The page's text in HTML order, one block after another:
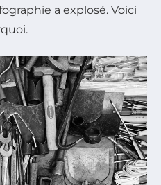
a explosé. Voici